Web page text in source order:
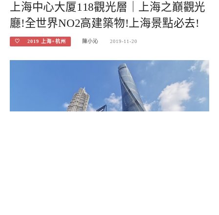
上海中心大厦118觀光層｜上海之巔觀光
廳!全世界NO2高建築物!上海景點必去!
♡ 2019 上海+杭州 陳小沁 2019-11-20